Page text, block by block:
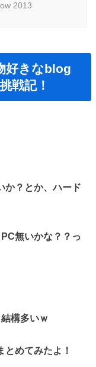
2013
好きなblog
戦記！
か？とか、ハード
無いかな？？ っ
構多いｗ
めてみたよ！